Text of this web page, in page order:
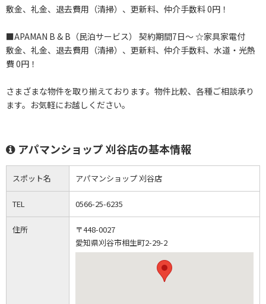
敷金、礼金、退去費用（清掃）、更新料、仲介手数料 0円！
■APAMAN B & B（民泊サービス） 契約期間7日～ ☆家具家電付
敷金、礼金、退去費用（清掃）、更新料、仲介手数料、水道・光熱
費 0円！
さまざまな物件を取り揃えております。物件比較、各種ご相談承り
ます。お気軽にお越しください。
アパマンショップ 刈谷店の基本情報
スポット名 アパマンショップ 刈谷店
TEL 0566-25-6235
住所
〒448-0027
愛知県刈谷市相生町2-29-2